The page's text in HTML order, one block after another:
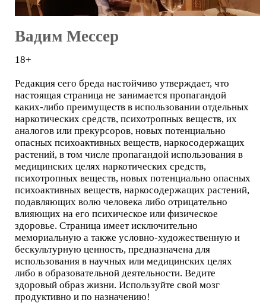
Вадим Мессер
18+
Редакция сего бреда настойчиво утверждает, что
настоящая страница не занимается пропагандой
каких-либо преимуществ в использовании отдельных
наркотических средств, психотропных веществ, их
аналогов или прекурсоров, новых потенциально
опасных психоактивных веществ, наркосодержащих
растений, в том числе пропагандой использования в
медицинских целях наркотических средств,
психотропных веществ, новых потенциально опасных
психоактивных веществ, наркосодержащих растений,
подавляющих волю человека либо отрицательно
влияющих на его психическое или физическое
здоровье. Страница имеет исключительно
мемориальную а также условно-художественную и
бескультурную ценность, предназначена для
использования в научных или медицинских целях
либо в образовательной деятельности. Ведите
здоровый образ жизни. Используйте свой мозг
продуктивно и по назначению!